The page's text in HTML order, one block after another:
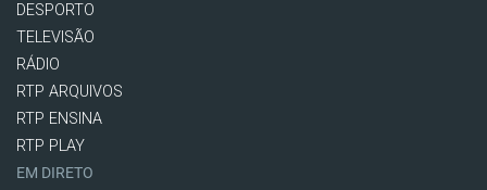
DESPORTO
TELEVISÃO
RÁDIO
RTP ARQUIVOS
RTP ENSINA
RTP PLAY
EM DIRETO